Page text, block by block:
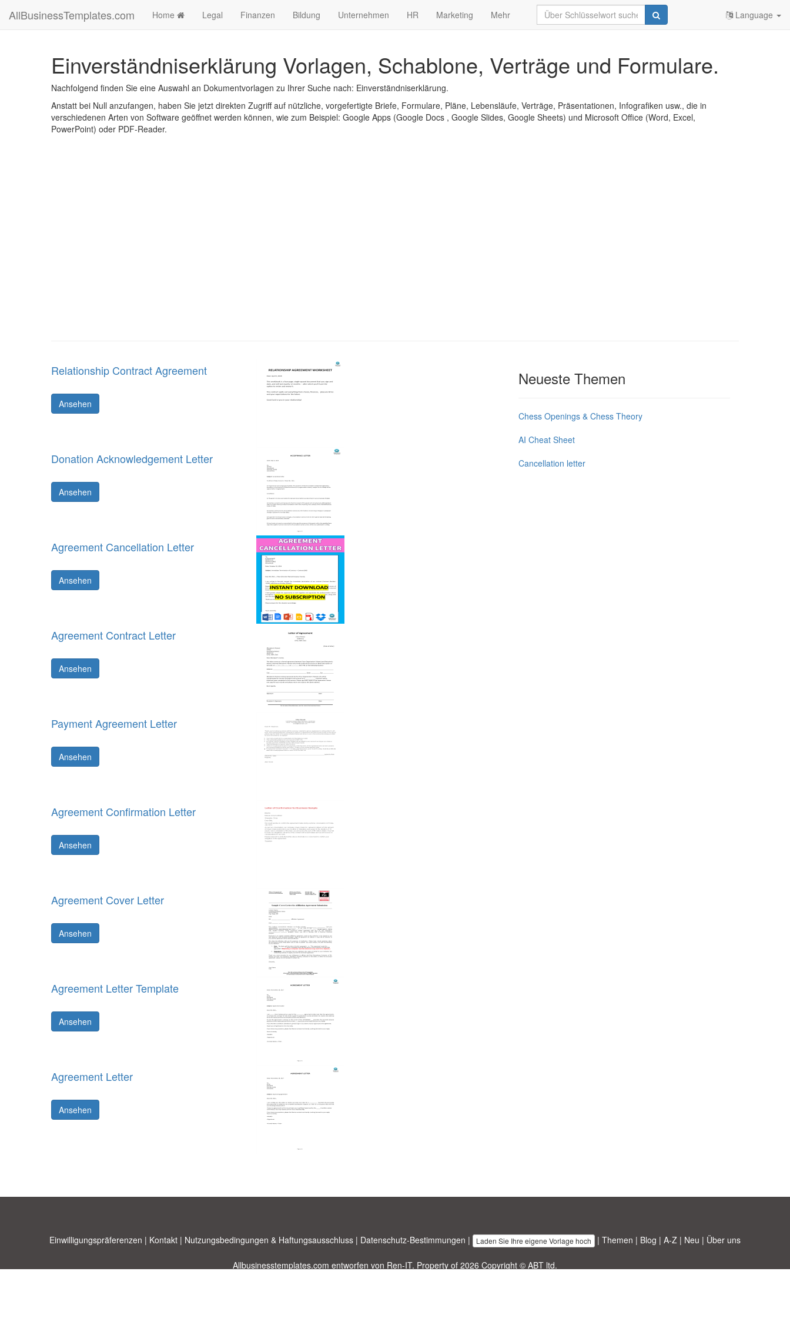
AllBusinessTemplates.com Home Legal Finanzen Bildung Unternehmen HR Marketing Mehr Language
Einverständniserklärung Vorlagen, Schablone, Verträge und Formulare.
Nachfolgend finden Sie eine Auswahl an Dokumentvorlagen zu Ihrer Suche nach: Einverständniserklärung.
Anstatt bei Null anzufangen, haben Sie jetzt direkten Zugriff auf nützliche, vorgefertigte Briefe, Formulare, Pläne, Lebensläufe, Verträge, Präsentationen, Infografiken usw., die in
verschiedenen Arten von Software geöffnet werden können, wie zum Beispiel: Google Apps (Google Docs , Google Slides, Google Sheets) und Microsoft Office (Word, Excel,
PowerPoint) oder PDF-Reader.
Relationship Contract Agreement
Ansehen
Donation Acknowledgement Letter
Ansehen
Agreement Cancellation Letter
Ansehen
Agreement Contract Letter
Ansehen
Payment Agreement Letter
Ansehen
Agreement Confirmation Letter
Ansehen
Agreement Cover Letter
Ansehen
Agreement Letter Template
Ansehen
Agreement Letter
Ansehen
Neueste Themen
Chess Openings & Chess Theory
AI Cheat Sheet
Cancellation letter
Einwilligungspräferenzen | Kontakt | Nutzungsbedingungen & Haftungsausschluss | Datenschutz-Bestimmungen | Laden Sie Ihre eigene Vorlage hoch | Themen | Blog | A-Z | Neu | Über uns
Allbusinesstemplates.com entworfen von Ren-IT. Property of 2026 Copyright © ABT ltd.